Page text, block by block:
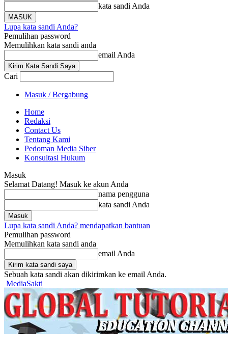
kata sandi Anda
Lupa kata sandi Anda?
Pemulihan password
Memulihkan kata sandi anda
email Anda
Cari
Masuk / Bergabung
Home
Redaksi
Contact Us
Tentang Kami
Pedoman Media Siber
Konsultasi Hukum
Masuk
Selamat Datang! Masuk ke akun Anda
nama pengguna
kata sandi Anda
Lupa kata sandi Anda? mendapatkan bantuan
Pemulihan password
Memulihkan kata sandi anda
email Anda
Sebuah kata sandi akan dikirimkan ke email Anda.
MediaSakti